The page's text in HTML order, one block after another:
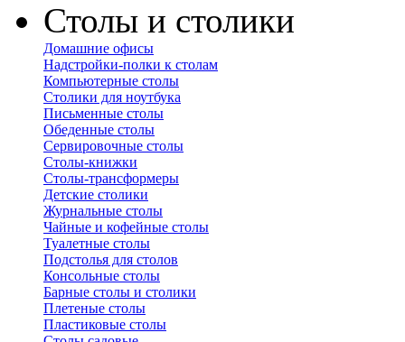
Столы и столики
Домашние офисы
Надстройки-полки к столам
Компьютерные столы
Столики для ноутбука
Письменные столы
Обеденные столы
Сервировочные столы
Столы-книжки
Столы-трансформеры
Детские столики
Журнальные столы
Чайные и кофейные столы
Туалетные столы
Подстолья для столов
Консольные столы
Барные столы и столики
Плетеные столы
Пластиковые столы